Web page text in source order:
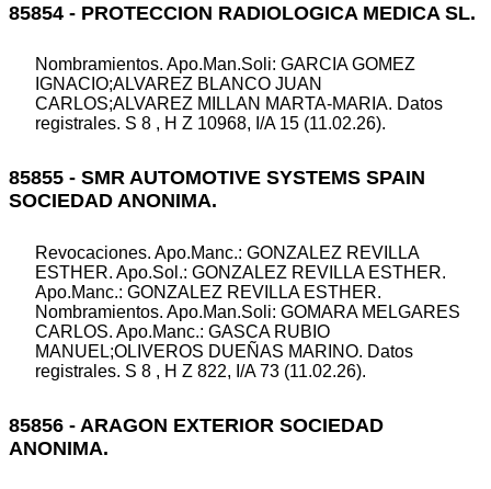
85854 - PROTECCION RADIOLOGICA MEDICA SL.
Nombramientos. Apo.Man.Soli: GARCIA GOMEZ
IGNACIO;ALVAREZ BLANCO JUAN
CARLOS;ALVAREZ MILLAN MARTA-MARIA. Datos
registrales. S 8 , H Z 10968, I/A 15 (11.02.26).
85855 - SMR AUTOMOTIVE SYSTEMS SPAIN
SOCIEDAD ANONIMA.
Revocaciones. Apo.Manc.: GONZALEZ REVILLA
ESTHER. Apo.Sol.: GONZALEZ REVILLA ESTHER.
Apo.Manc.: GONZALEZ REVILLA ESTHER.
Nombramientos. Apo.Man.Soli: GOMARA MELGARES
CARLOS. Apo.Manc.: GASCA RUBIO
MANUEL;OLIVEROS DUEÑAS MARINO. Datos
registrales. S 8 , H Z 822, I/A 73 (11.02.26).
85856 - ARAGON EXTERIOR SOCIEDAD
ANONIMA.